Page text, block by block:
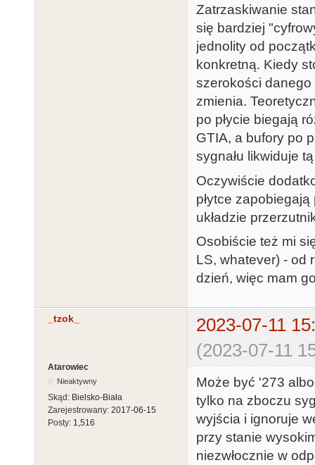
Zatrzaskiwanie
się bardziej
jednolity od
konkretną. Kiedy
szerokości danego
zmienia.
po płycie biegają
GTIA, a bufory po
sygnału likwiduje
Oczywiście
płytce
układzie
Osobiście też mi
LS, whatever) - od
dzień, więc mam
_tzok_
2023-07-11
(2023-07-11
Atarowiec
Nieaktywny
Skąd: Bielsko-Biała
Zarejestrowany: 2017-06-15
Posty: 1,516
Może być '273
tylko na zboczu
wyjścia i ignoruje
przy stanie
niezwłocznie w